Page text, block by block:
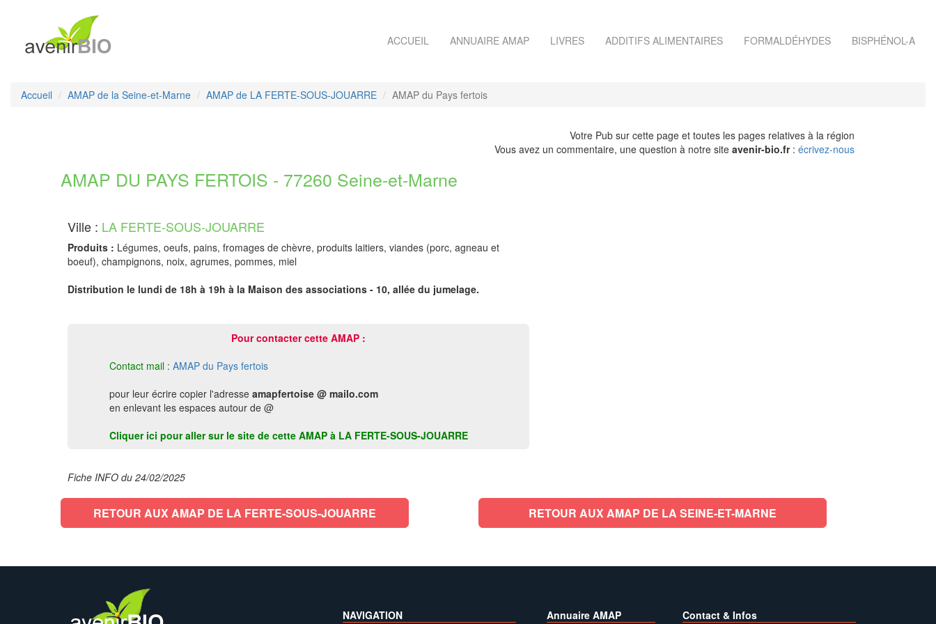
ACCUEIL ANNUAIRE AMAP LIVRES ADDITIFS ALIMENTAIRES FORMALDÉHYDES BISPHÉNOL-A
Accueil AMAP de la Seine-et-Marne AMAP de LA FERTE-SOUS-JOUARRE AMAP du Pays fertois
Votre Pub sur cette page et toutes les pages relatives à la région
Vous avez un commentaire, une question à notre site avenir-bio.fr: écrivez-nous
AMAP DU PAYS FERTOIS - 77260 Seine-et-Marne
Ville : LA FERTE-SOUS-JOUARRE
Produits : Légumes, oeufs, pains, fromages de chèvre, produits laitiers, viandes (porc, agneau et
boeuf), champignons, noix, agrumes, pommes, miel
Distribution le lundi de 18h à 19h à la Maison des associations - 10, allée du jumelage.
Pour contacter cette AMAP :
Contact mail : AMAP du Pays fertois
pour leur écrire copier l'adresse amapfertoise @ mailo.com
en enlevant les espaces autour de @
Cliquer ici pour aller sur le site de cette AMAP à LA FERTE-SOUS-JOUARRE
Fiche INFO du 24/02/2025
RETOUR AUX AMAP DE LA FERTE-SOUS-JOUARRE RETOUR AUX AMAP DE LA SEINE-ET-MARNE
NAVIGATION Annuaire AMAP Contact & Infos